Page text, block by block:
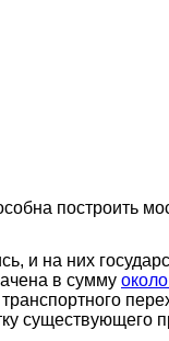
построить
и на них
в сумму
существующего